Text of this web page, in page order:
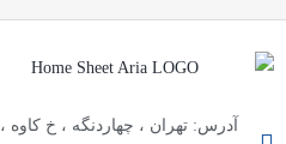
آدرس: تهران ، چهاردنگه ، خ کاوه ،